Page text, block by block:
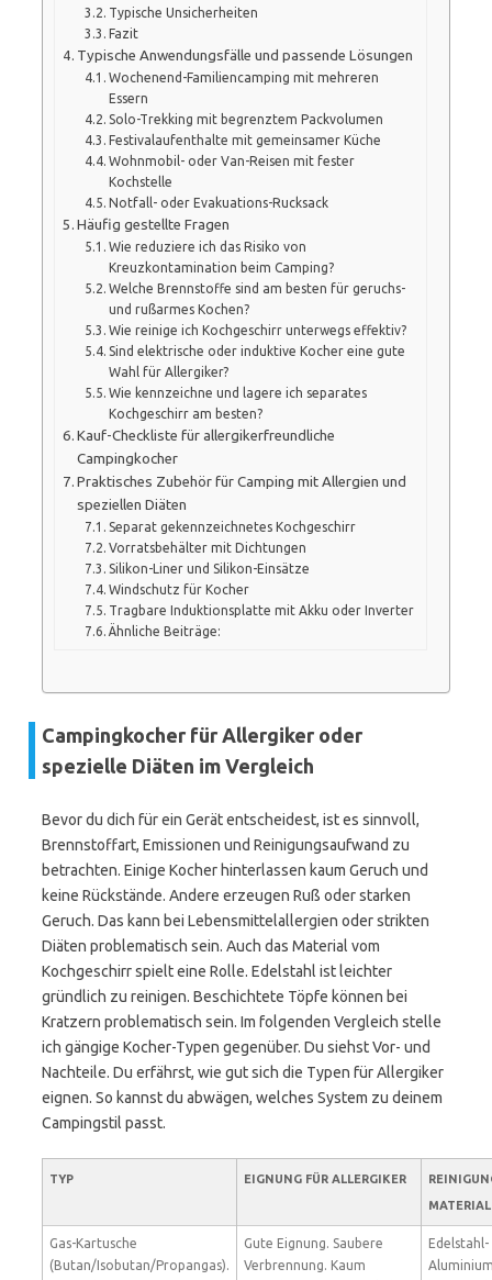
Typische Unsicherheiten
Fazit
Typische Anwendungsfälle und passende Lösungen
Wochenend-Familiencamping mit mehreren
Essern
Solo-Trekking mit begrenztem Packvolumen
Festivalaufenthalte mit gemeinsamer Küche
Wohnmobil- oder Van-Reisen mit fester
Kochstelle
Notfall- oder Evakuations-Rucksack
Häufig gestellte Fragen
Wie reduziere ich das Risiko von
Kreuzkontamination beim Camping?
Welche Brennstoffe sind am besten für geruchs-
und rußarmes Kochen?
Wie reinige ich Kochgeschirr unterwegs effektiv?
Sind elektrische oder induktive Kocher eine gute
Wahl für Allergiker?
Wie kennzeichne und lagere ich separates
Kochgeschirr am besten?
Kauf-Checkliste für allergikerfreundliche
Campingkocher
Praktisches Zubehör für Camping mit Allergien und
speziellen Diäten
Separat gekennzeichnetes Kochgeschirr
Vorratsbehälter mit Dichtungen
Silikon-Liner und Silikon-Einsätze
Windschutz für Kocher
Tragbare Induktionsplatte mit Akku oder Inverter
Ähnliche Beiträge:
Campingkocher für Allergiker oder
spezielle Diäten im Vergleich
Bevor du dich für ein Gerät entscheidest, ist es sinnvoll,
Brennstoffart, Emissionen und Reinigungsaufwand zu
betrachten. Einige Kocher hinterlassen kaum Geruch und
keine Rückstände. Andere erzeugen Ruß oder starken
Geruch. Das kann bei Lebensmittelallergien oder strikten
Diäten problematisch sein. Auch das Material vom
Kochgeschirr spielt eine Rolle. Edelstahl ist leichter
gründlich zu reinigen. Beschichtete Töpfe können bei
Kratzern problematisch sein. Im folgenden Vergleich stelle
ich gängige Kocher-Typen gegenüber. Du siehst Vor- und
Nachteile. Du erfährst, wie gut sich die Typen für Allergiker
eignen. So kannst du abwägen, welches System zu deinem
Campingstil passt.
TYP EIGNUNG FÜR ALLERGIKER
MATERIAL
Gas-Kartusche
(Butan/Isobutan/Propangas).
Gute Eignung. Saubere
Verbrennung. Kaum